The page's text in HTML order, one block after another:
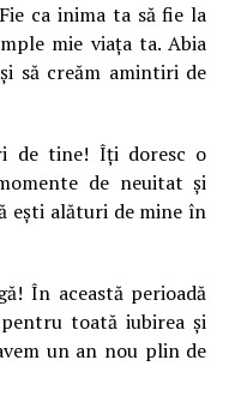
ca inima ta să fie la
mie viața ta. Abia
să creăm amintiri de
de tine! Îți doresc o
de neuitat și
ești alături de mine în
În această perioadă
toată iubirea și
un an nou plin de